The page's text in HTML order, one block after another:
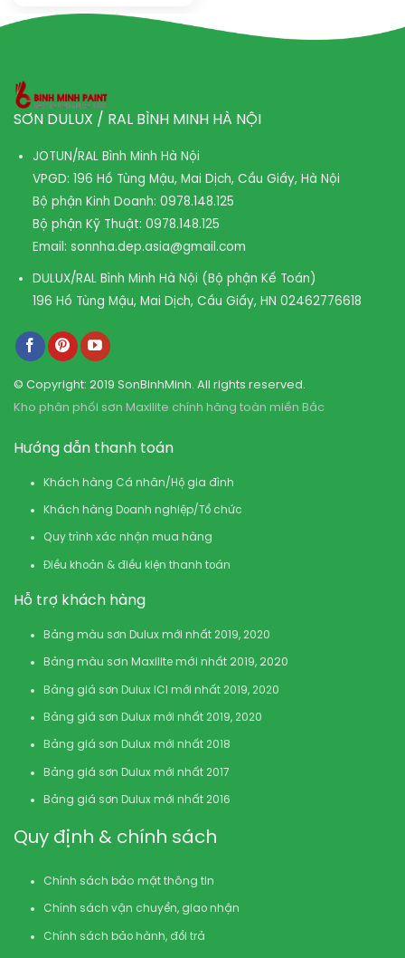
SƠN DULUX / RAL BÌNH MINH HÀ NỘI
JOTUN/RAL Bình Minh Hà Nội
VPGD: 196 Hồ Tùng Mậu, Mai Dịch, Cầu Giấy, Hà Nội
Bộ phận Kinh Doanh: 0978.148.125
Bộ phận Kỹ Thuật: 0978.148.125
Email: sonnha.dep.asia@gmail.com
DULUX/RAL Bình Minh Hà Nội (Bộ phận Kế Toán)
196 Hồ Tùng Mậu, Mai Dịch, Cầu Giấy, HN 02462776618
© Copyright: 2019 SonBinhMinh. All rights reserved.
Kho phân phối sơn Maxilite chính hãng toàn miền Bắc
Hướng dẫn thanh toán
Khách hàng Cá nhân/Hộ gia đình
Khách hàng Doanh nghiệp/Tổ chức
Quy trình xác nhận mua hàng
Điều khoản & điều kiện thanh toán
Hỗ trợ khách hàng
Bảng màu sơn Dulux mới nhất 2019, 2020
Bảng màu sơn Maxilite mới nhất 2019, 2020
Bảng giá sơn Dulux ICI mới nhất 2019, 2020
Bảng giá sơn Dulux mới nhất 2019, 2020
Bảng giá sơn Dulux mới nhất 2018
Bảng giá sơn Dulux mới nhất 2017
Bảng giá sơn Dulux mới nhất 2016
Quy định & chính sách
Chính sách bảo mật thông tin
Chính sách vận chuyển, giao nhận
Chính sách bảo hành, đổi trả